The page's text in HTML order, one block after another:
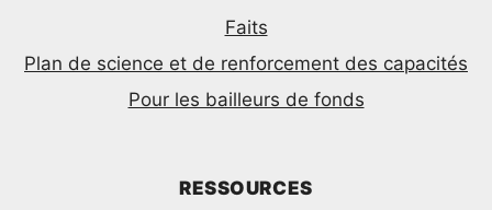
Faits
Plan de science et de renforcement des capacités
Pour les bailleurs de fonds
RESSOURCES